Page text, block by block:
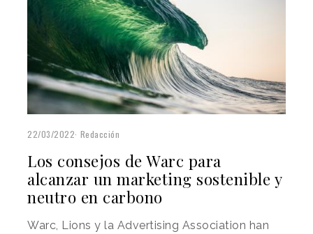
22/03/2022 Redacción
Los consejos de Warc para
alcanzar un marketing sostenible y
neutro en carbono
Warc, Lions y la Advertising Association han